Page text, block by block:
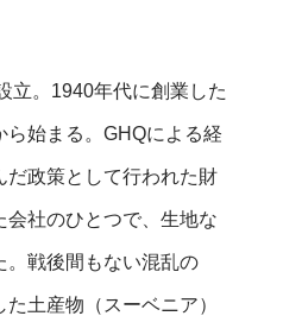
立。1940年代に創業した
始まる。GHQによる経
だ政策として行われた財
会社のひとつで、生地な
。戦後間もない混乱の
土産物（スーベニア）